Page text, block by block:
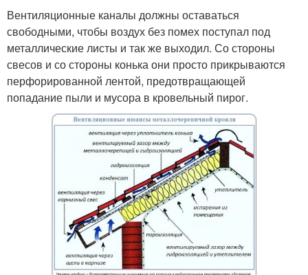
Вентиляционные каналы должны оставаться
свободными, чтобы воздух без помех поступал под
металлические листы и так же выходил. Со стороны
свесов и со стороны конька они просто прикрываются
перфорированной лентой, предотвращающей
попадание пыли и мусора в кровельный пирог.